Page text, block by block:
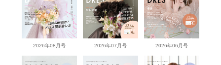
2026年08月号 2026年07月号 2026年06月号